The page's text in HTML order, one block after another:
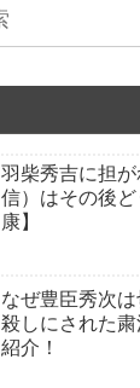
羽柴秀吉に担
信）はその後
康】
なぜ豊臣秀次
殺しにされた粛
紹介！